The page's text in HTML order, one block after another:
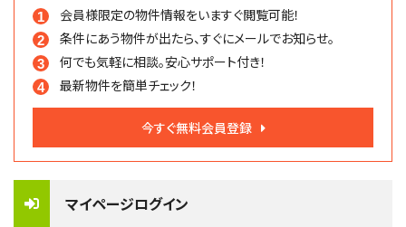
会員様限定の物件情報をいますぐ閲覧可能！
条件にあう物件が出たら、すぐにメールでお知らせ。
何でも気軽に相談。安心サポート付き！
最新物件を簡単チェック！
今すぐ無料会員登録
マイページログイン